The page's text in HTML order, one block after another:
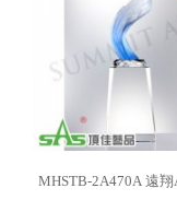
MHSTB-2A470A 遠翔